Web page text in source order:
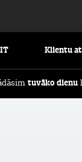
Klientu
tuvāko dienu